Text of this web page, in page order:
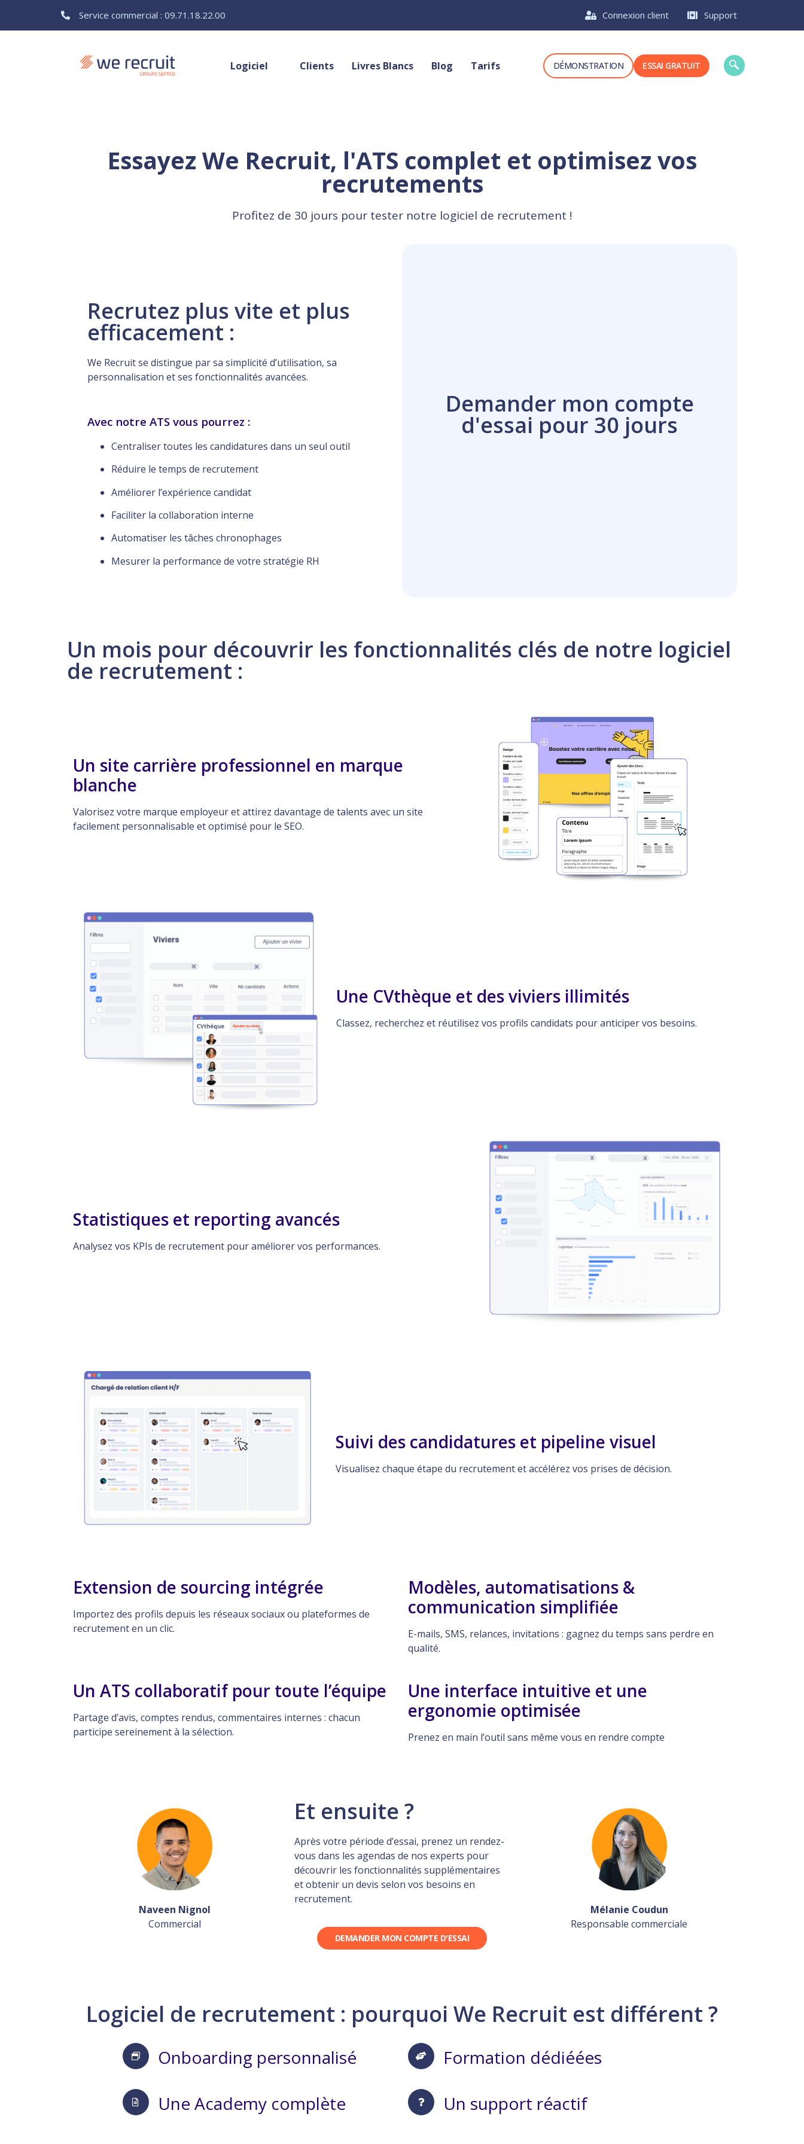
Service commercial : 09.71.18.22.00 Connexion client Support
Logiciel Clients Livres Blancs Blog Tarifs DÉMONSTRATION ESSAI GRATUIT
Essayez We Recruit, l'ATS complet et optimisez vos
recrutements
Profitez de 30 jours pour tester notre logiciel de recrutement !
Recrutez plus vite et plus
efficacement :
We Recruit se distingue par sa simplicité d’utilisation, sa
personnalisation et ses fonctionnalités avancées.
Avec notre ATS vous pourrez :
Centraliser toutes les candidatures dans un seul outil
Réduire le temps de recrutement
Améliorer l’expérience candidat
Faciliter la collaboration interne
Automatiser les tâches chronophages
Mesurer la performance de votre stratégie RH
Demander mon compte
d'essai pour 30 jours
Un mois pour découvrir les fonctionnalités clés de notre logiciel
de recrutement :
Un site carrière professionnel en marque
blanche
Valorisez votre marque employeur et attirez davantage de talents avec un site
facilement personnalisable et optimisé pour le SEO.
Une CVthèque et des viviers illimités
Classez, recherchez et réutilisez vos profils candidats pour anticiper vos besoins.
Statistiques et reporting avancés
Analysez vos KPIs de recrutement pour améliorer vos performances.
Suivi des candidatures et pipeline visuel
Visualisez chaque étape du recrutement et accélérez vos prises de décision.
Extension de sourcing intégrée
Importez des profils depuis les réseaux sociaux ou plateformes de
recrutement en un clic.
Modèles, automatisations &
communication simplifiée
E-mails, SMS, relances, invitations : gagnez du temps sans perdre en
qualité.
Un ATS collaboratif pour toute l’équipe
Partage d’avis, comptes rendus, commentaires internes : chacun
participe sereinement à la sélection.
Une interface intuitive et une
ergonomie optimisée
Prenez en main l’outil sans même vous en rendre compte
Naveen Nignol
Commercial
Et ensuite ?
Après votre période d’essai, prenez un rendez-
vous dans les agendas de nos experts pour
découvrir les fonctionnalités supplémentaires
et obtenir un devis selon vos besoins en
recrutement.
DEMANDER MON COMPTE D'ESSAI
Mélanie Coudun
Responsable commerciale
Logiciel de recrutement : pourquoi We Recruit est différent ?
Onboarding personnalisé
Une Academy complète
Formation dédiéées
Un support réactif